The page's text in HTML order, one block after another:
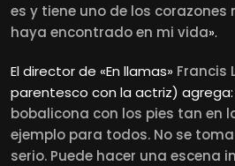
es y tiene uno de los
haya encontrado en mi vida».
El director de «En llamas» Francis
parentesco con la actriz) agrega:
bobalicona con los pies tan en
ejemplo para todos. No se
serio. Puede hacer una escena